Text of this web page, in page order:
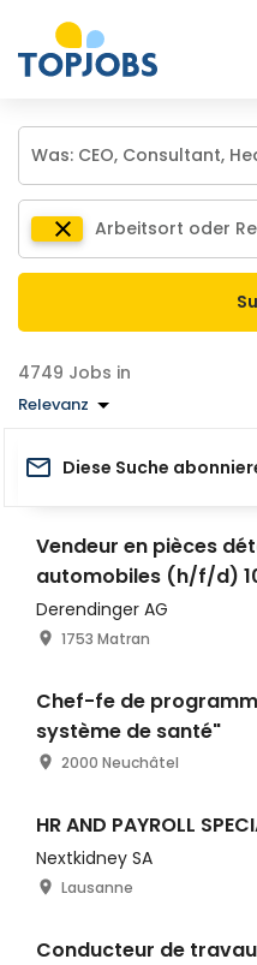
Jobs in
Relevanz
Diese Suche
Vendeur en pièces
automobiles (h/f/d)
romande
Derendinger AG
1753 Matran
Chef-fe de
système de santé"
2000 Neuchâtel
HR AND PAYROLL
Nextkidney SA
Lausanne
Conducteur de